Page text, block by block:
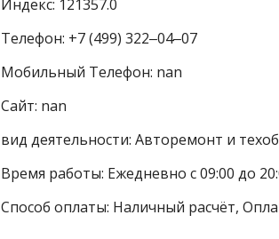
Индекс: 121357.0
Телефон: +7 (499) 322‒04‒07
Мобильный Телефон: nan
Сайт: nan
вид деятельности: Авторемонт и
Время работы: Ежедневно с 09:00 до
Способ оплаты: Наличный расчёт,